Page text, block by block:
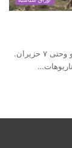
العدد الثالث والعشرون، ويغطي الفترة الواقعة بين ٣١ يوليو وحتى ٧ حزيران.